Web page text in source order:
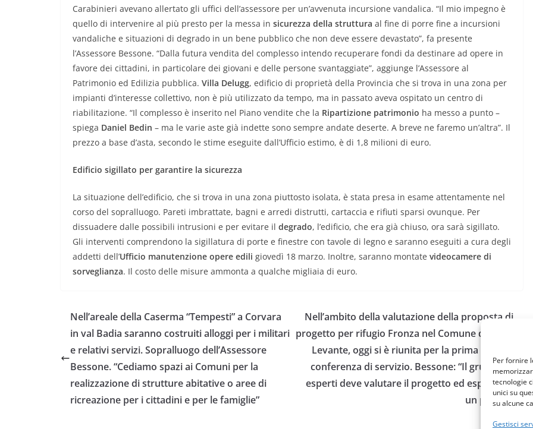
Per fornire
tecnologie
unici su
su alcune
Gestisci
Carabinieri avevano allertato gli uffici dell’assessore per un’avvenuta incursione vandalica. “Il mio impegno è
quello di intervenire al più presto per la messa in sicurezza della struttura al fine di porre fine a incursioni
vandaliche e situazioni di degrado in un bene pubblico che non deve essere devastato”, fa presente
l’Assessore Bessone. “Dalla futura vendita del complesso intendo recuperare fondi da destinare ad opere in
favore dei cittadini, in particolare dei giovani e delle persone svantaggiate”, aggiunge l’Assessore al
Patrimonio ed Edilizia pubblica. Villa Delugg, edificio di proprietà della Provincia che si trova in una zona per
impianti d’interesse collettivo, non è più utilizzato da tempo, ma in passato aveva ospitato un centro di
riabilitazione. “Il complesso è inserito nel Piano vendite che la Ripartizione patrimonio ha messo a punto –
spiega Daniel Bedin – ma le varie aste già indette sono sempre andate deserte. A breve ne faremo un’altra”. Il
prezzo a base d’asta, secondo le stime eseguite dall’Ufficio estimo, è di 1,8 milioni di euro.
Edificio sigillato per garantire la sicurezza
La situazione dell’edificio, che si trova in una zona piuttosto isolata, è stata presa in esame attentamente nel
corso del sopralluogo. Pareti imbrattate, bagni e arredi distrutti, cartaccia e rifiuti sparsi ovunque. Per
dissuadere dalle possibili intrusioni e per evitare il degrado, l’edificio, che era già chiuso, ora sarà sigillato.
Gli interventi comprendono la sigillatura di porte e finestre con tavole di legno e saranno eseguiti a cura degli
addetti dell’Ufficio manutenzione opere edili giovedì 18 marzo. Inoltre, saranno montate videocamere di
sorveglianza. Il costo delle misure ammonta a qualche migliaia di euro.
Nell’areale della Caserma “Tempesti” a Corvara
in val Badia saranno costruiti alloggi per i militari
e relativi servizi. Sopralluogo dell’Assessore
Bessone. “Cediamo spazi ai Comuni per la
realizzazione di strutture abitative o aree di
ricreazione per i cittadini e per le famiglie”
Nell’ambito della valutazione della proposta di
progetto per rifugio Fronza nel Comune di Nova
Levante, oggi si è riunita per la prima volta la
conferenza di servizio. Bessone: “Il gruppo di
esperti deve valutare il progetto ed esprimere
un parere”